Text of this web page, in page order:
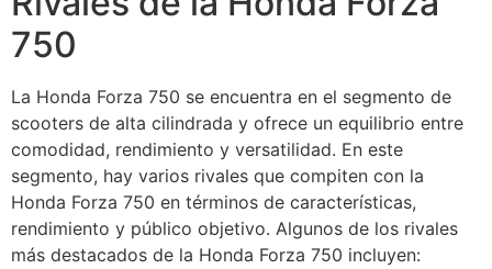
750
La Honda Forza 750 se encuentra en el segmento de
scooters de alta cilindrada y ofrece un equilibrio entre
comodidad, rendimiento y versatilidad. En este
segmento, hay varios rivales que compiten con la
Honda Forza 750 en términos de características,
rendimiento y público objetivo. Algunos de los rivales
más destacados de la Honda Forza 750 incluyen: